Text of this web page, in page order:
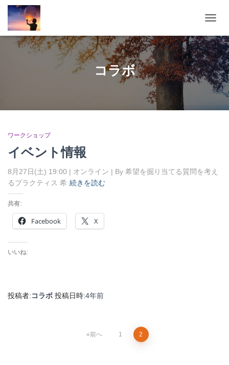
ビ
ゲ
ー
シ
ョ
ン
を
コラボ
ワークショップ
イベント情報
8月27日(土) 19:00 | オンライン | By 希望を掘り当てる質問を考え
るプラクティス 希 続きを読む
共有:
Facebook X
いいね:
投稿者:コラボ 投稿日時:4年前
前へ 1 2